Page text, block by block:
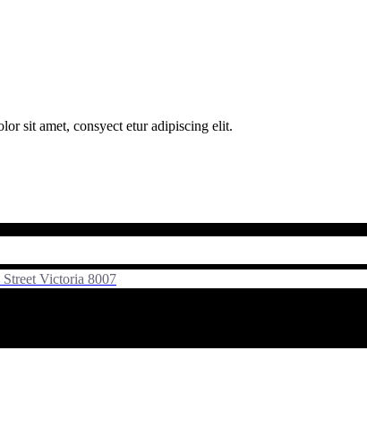
sit amet, consyect etur adipiscing elit.
Victoria 8007